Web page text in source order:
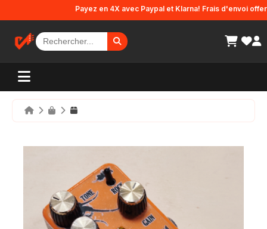
Payez en 4X avec Paypal et Klarna! Frais d'envoi offerts
Panneau de gestion des cookies